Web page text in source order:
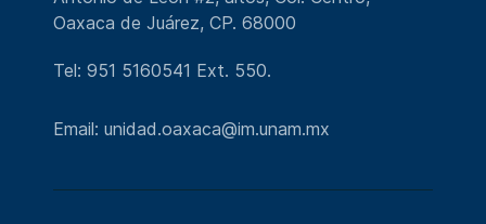
Oaxaca de Juárez, CP. 68000
Tel: 951 5160541 Ext. 550.
Email: unidad.oaxaca@im.unam.mx